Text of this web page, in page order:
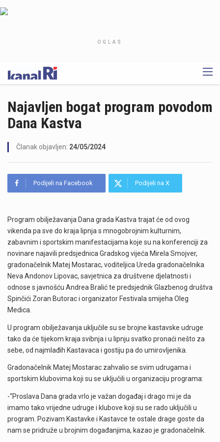
OGLAS
Najavljen bogat program povodom
Dana Kastva
Članak objavljen: 24/05/2024
Podijeli na Facebook Podijeli na X
Program obilježavanja Dana grada Kastva trajat će od ovog
vikenda pa sve do kraja lipnja s mnogobrojnim kulturnim,
zabavnim i sportskim manifestacijama koje su na konferenciji za
novinare najavili predsjednica Gradskog vijeća Mirela Smojver,
gradonačelnik Matej Mostarac, voditeljica Ureda gradonačelnika
Neva Andonov Lipovac, savjetnica za društvene djelatnosti i
odnose s javnošću Andrea Bralić te predsjednik Glazbenog društva
Spinčići Zoran Butorac i organizator Festivala smijeha Oleg
Medica.
U program obilježavanja uključile su se brojne kastavske udruge
tako da će tijekom kraja svibnja i u lipnju svatko pronaći nešto za
sebe, od najmlađih Kastavaca i gostiju pa do umirovljenika.
Gradonačelnik Matej Mostarac zahvalio se svim udrugama i
sportskim klubovima koji su se uključili u organizaciju programa:
-“Proslava Dana grada vrlo je važan događaj i drago mi je da
imamo tako vrijedne udruge i klubove koji su se rado uključili u
program. Pozivam Kastavke i Kastavce te ostale drage goste da
nam se pridruže u brojnim događanjima, kazao je gradonačelnik.